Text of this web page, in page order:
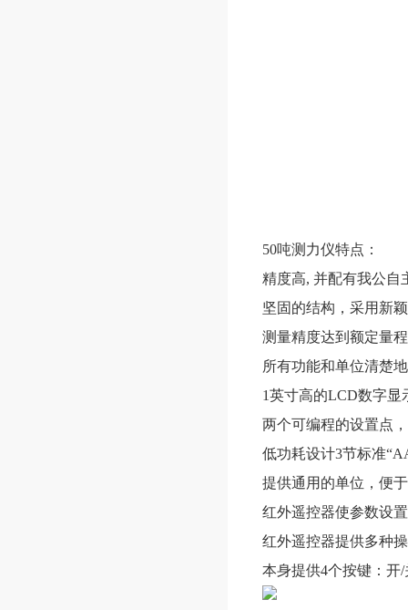
50吨测力仪特点：
精度高, 并配有我公自
坚固的结构，采用新
测量精度达到额定量
所有功能和单位清楚
1英寸高的LCD数字显
两个可编程的设置点
低功耗设计3节标准
提供通用的单位，便
红外遥控器使参数设
红外遥控器提供多种
本身提供4个按键：开